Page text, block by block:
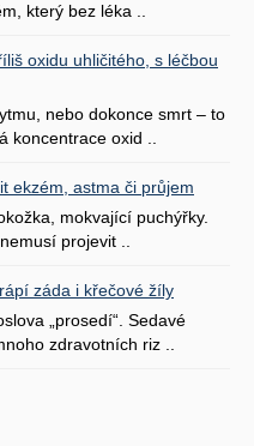
který bez léka ..
oxidu uhličitého, s léčbou
nebo dokonce smrt – to
koncentrace oxid ..
ekzém, astma či průjem
mokvající puchýřky.
projevit ..
záda i křečové žíly
„prosedí“. Sedavé
zdravotních riz ..